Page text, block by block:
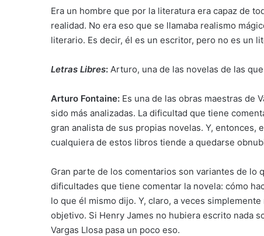
Era un hombre que por la literatura era capaz de
realidad. No era eso que se llamaba realismo
literario. Es decir, él es un escritor, pero no es un
Letras Libres: Arturo, una de las novelas de las
Arturo Fontaine: Es una de las obras maestras de
sido más analizadas. La dificultad que tiene
gran analista de sus propias novelas. Y, entonces,
cualquiera de estos libros tiende a quedarse
Gran parte de los comentarios son variantes de lo
dificultades que tiene comentar la novela: cómo
lo que él mismo dijo. Y, claro, a veces
objetivo. Si Henry James no hubiera escrito nada
Vargas Llosa pasa un poco eso.